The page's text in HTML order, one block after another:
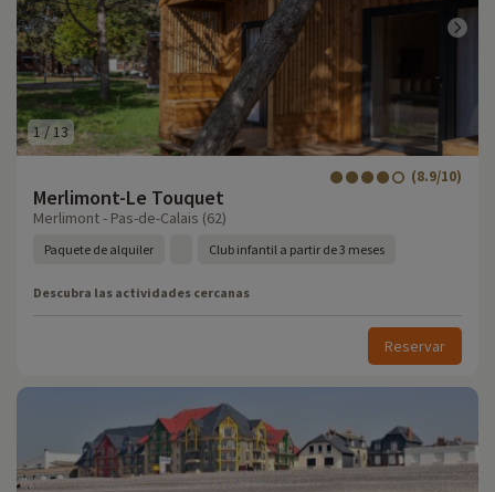
1/13
Merlimont-Le Touquet
(8.9/10)
Merlimont - Pas-de-Calais (62)
Paquete de alquiler Club infantil a partir de 3 meses
Descubra las actividades cercanas
Reservar